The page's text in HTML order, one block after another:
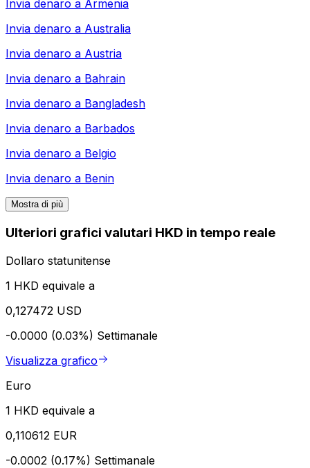
Invia denaro a Armenia
Invia denaro a Australia
Invia denaro a Austria
Invia denaro a Bahrain
Invia denaro a Bangladesh
Invia denaro a Barbados
Invia denaro a Belgio
Invia denaro a Benin
Mostra di più
Ulteriori grafici valutari HKD in tempo reale
Dollaro statunitense
1 HKD equivale a
0,127472 USD
-0.0000 (0.03%) Settimanale
Visualizza grafico
Euro
1 HKD equivale a
0,110612 EUR
-0.0002 (0.17%) Settimanale